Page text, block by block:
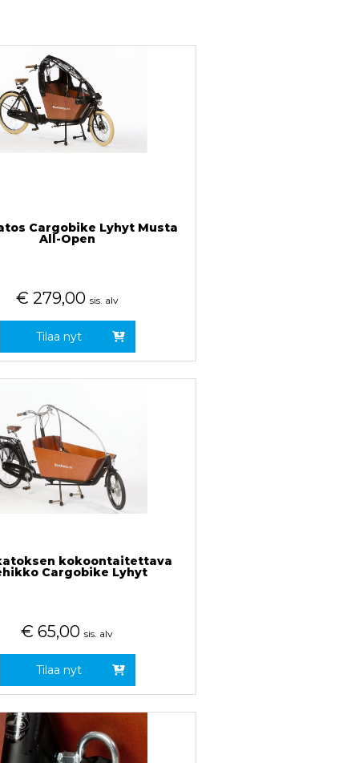
Cargobike Lyhyt Musta
All-Open
€ 279,00 sis. alv
Tilaa nyt
kokoontaitettava
Cargobike Lyhyt
€ 65,00 sis. alv
Tilaa nyt